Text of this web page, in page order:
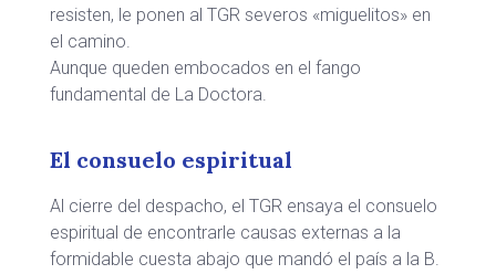
resisten, le ponen al TGR severos «miguelitos» en
el camino.
Aunque queden embocados en el fango
fundamental de La Doctora.
El consuelo espiritual
Al cierre del despacho, el TGR ensaya el consuelo
espiritual de encontrarle causas externas a la
formidable cuesta abajo que mandó el país a la B.